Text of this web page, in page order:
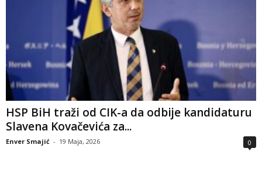
HSP BiH traži od CIK-a da odbije kandidaturu
Slavena Kovačevića za...
Enver Smajić - 19 Maja, 2026 0